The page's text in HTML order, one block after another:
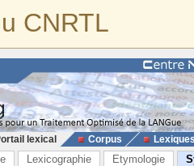
CNRTL
lexical Corpus
Lexicographie Etymologie